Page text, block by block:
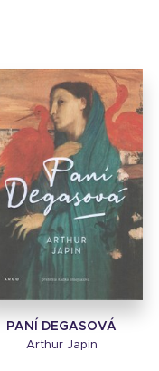
PANÍ DEGASOVÁ
Arthur Japin